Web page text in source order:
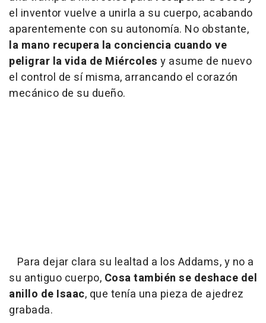
el inventor vuelve a unirla a su cuerpo, acabando
aparentemente con su autonomía. No obstante,
la mano recupera la conciencia cuando ve
peligrar la vida de Miércoles y asume de nuevo
el control de sí misma, arrancando el corazón
mecánico de su dueño.
Para dejar clara su lealtad a los Addams, y no a
su antiguo cuerpo, Cosatambién se deshace del
anillo de Isaac, que tenía una pieza de ajedrez
grabada.